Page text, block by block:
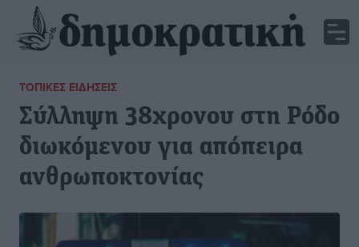
ΤΟΠΙΚΈΣ ΕΙΔΉΣΕΙΣ
Σύλληψη 38χρονου στη Ρόδο
διωκόμενου για απόπειρα
ανθρωποκτονίας